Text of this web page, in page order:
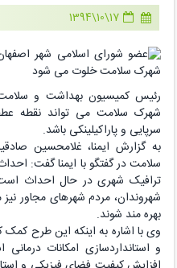
17\10\1394
رئیس کمیسیون بهداشت و
شهرک سلامت می تواند نقطه
سرپایی و پاراکیلینکی باشد.
به گزارش ایمنا، غلامحسین
سلامت در گفتگو با ایمنا گفت:
ترافیک شهری در حال احداث
شهروندان، مردم شهرهای مجاور
بهره مند شوند.
وی با اشاره به اینکه این طرح
و استانداردسازی امکانات